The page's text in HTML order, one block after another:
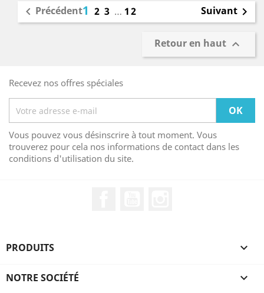
 Précédent1 2 3 … 12 Suivant 
Retour en haut 
Recevez nos offres spéciales
Vous pouvez vous désinscrire à tout moment. Vous
trouverez pour cela nos informations de contact dans les
conditions d'utilisation du site.
PRODUITS 
NOTRE SOCIÉTÉ 